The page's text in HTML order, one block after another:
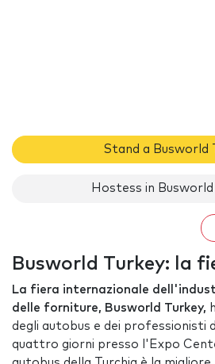
Stand a Busworld
Hostess in
Busworld Turkey: la
La fiera internazionale
delle forniture, Busworld Turkey,
degli autobus e dei professionisti
quattro giorni presso l'Expo